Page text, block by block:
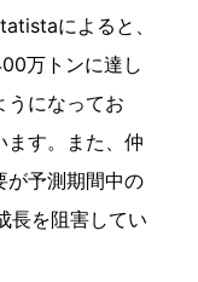
によると、
万トンに達し
うになってお
ます。また、仲
が予測期間中の
長を阻害してい